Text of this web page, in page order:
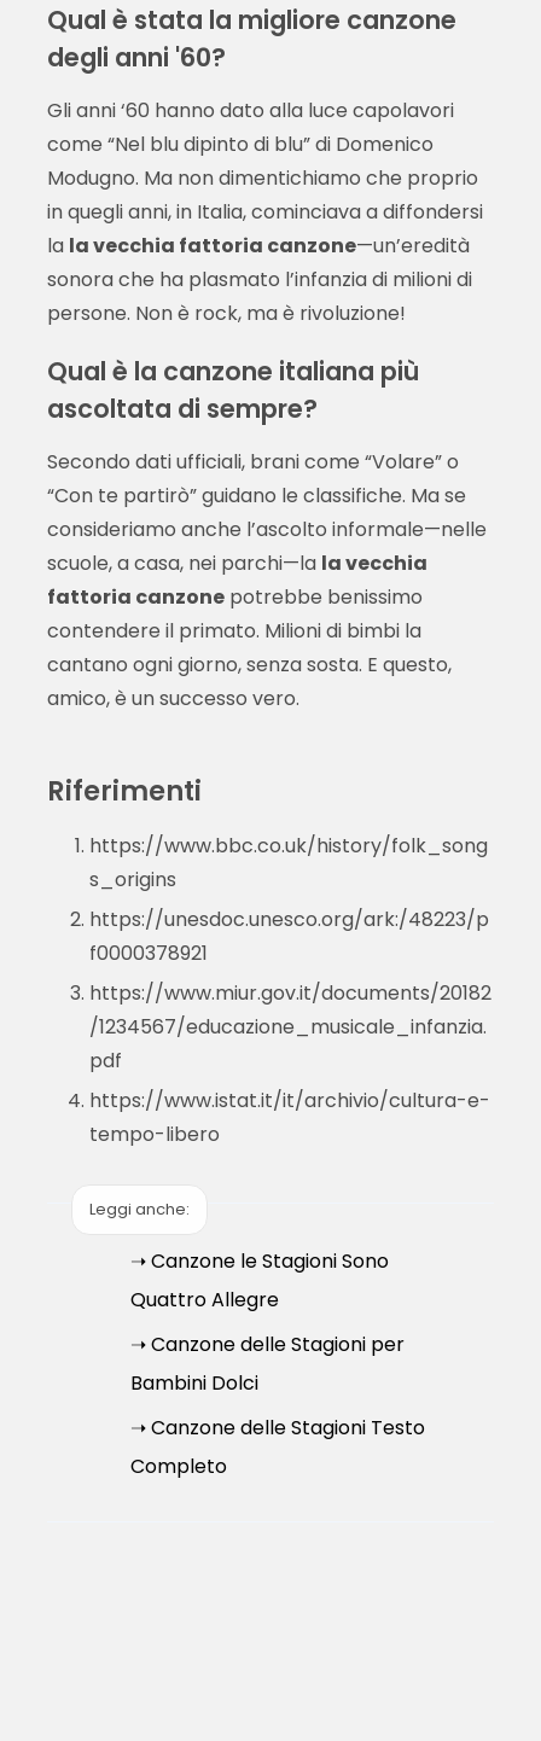
Qual è stata la migliore canzone
degli anni '60?
Gli anni ‘60 hanno dato alla luce capolavori
come “Nel blu dipinto di blu” di Domenico
Modugno. Ma non dimentichiamo che proprio
in quegli anni, in Italia, cominciava a diffondersi
la la vecchia fattoria canzone—un’eredità
sonora che ha plasmato l’infanzia di milioni di
persone. Non è rock, ma è rivoluzione!
Qual è la canzone italiana più
ascoltata di sempre?
Secondo dati ufficiali, brani come “Volare” o
“Con te partirò” guidano le classifiche. Ma se
consideriamo anche l’ascolto informale—nelle
scuole, a casa, nei parchi—la la vecchia
fattoria canzonepotrebbe benissimo
contendere il primato. Milioni di bimbi la
cantano ogni giorno, senza sosta. E questo,
amico, è un successo vero.
Riferimenti
https://www.bbc.co.uk/history/folk_song
s_origins
https://unesdoc.unesco.org/ark:/48223/p
f0000378921
https://www.miur.gov.it/documents/20182
/1234567/educazione_musicale_infanzia.
pdf
https://www.istat.it/it/archivio/cultura-e-
tempo-libero
Leggi anche:
➝ Canzone le Stagioni Sono
Quattro Allegre
➝ Canzone delle Stagioni per
Bambini Dolci
➝ Canzone delle Stagioni Testo
Completo